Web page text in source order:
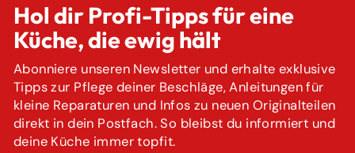
Hol dir Profi-Tipps für eine
Küche, die ewig hält
Abonniere unseren Newsletter und erhalte exklusive
Tipps zur Pflege deiner Beschläge, Anleitungen für
kleine Reparaturen und Infos zu neuen Originalteilen
direkt in dein Postfach. So bleibst du informiert und
deine Küche immer topfit.